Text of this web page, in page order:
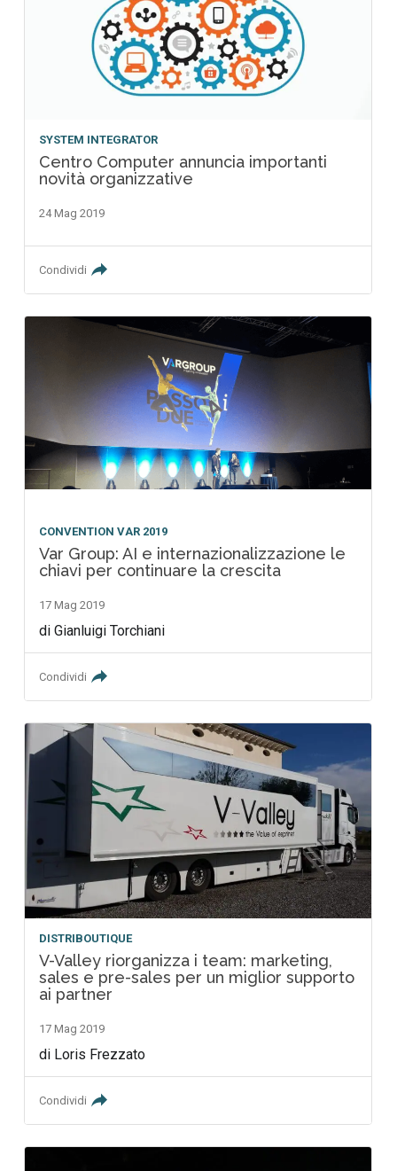
SYSTEM INTEGRATOR
Centro Computer annuncia importanti
novità organizzative
24 Mag 2019
Condividi
CONVENTION VAR 2019
Var Group: AI e internazionalizzazione le
chiavi per continuare la crescita
17 Mag 2019
di Gianluigi Torchiani
Condividi
DISTRIBOUTIQUE
V-Valley riorganizza i team: marketing,
sales e pre-sales per un miglior supporto
ai partner
17 Mag 2019
di Loris Frezzato
Condividi